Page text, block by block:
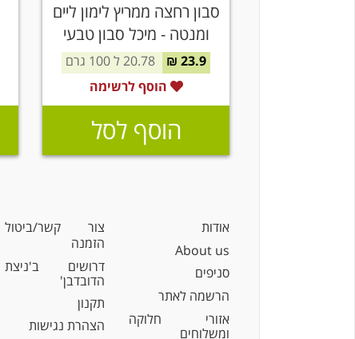
סבון רחצה ממריץ לימון ליים
ומנטה - מיכל סבון טבעי
23.9 ₪
הוסף לרשימה
הוסף לסל
אודות
About us
סניפים
הרשמה לאתר
אזורי חלוקה
ומשלוחים
צור קשר/ביטול
הזמנה
דרושים ב'ניצת
הדובדבן'
תקנון
הצהרת נגישות